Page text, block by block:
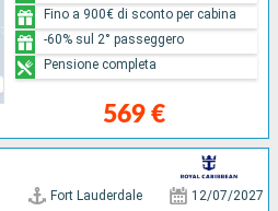
569 €
Fino a 900€ di sconto per cabina
-60% sul 2° passeggero
Pensione completa
Fort Lauderdale 12/07/2027